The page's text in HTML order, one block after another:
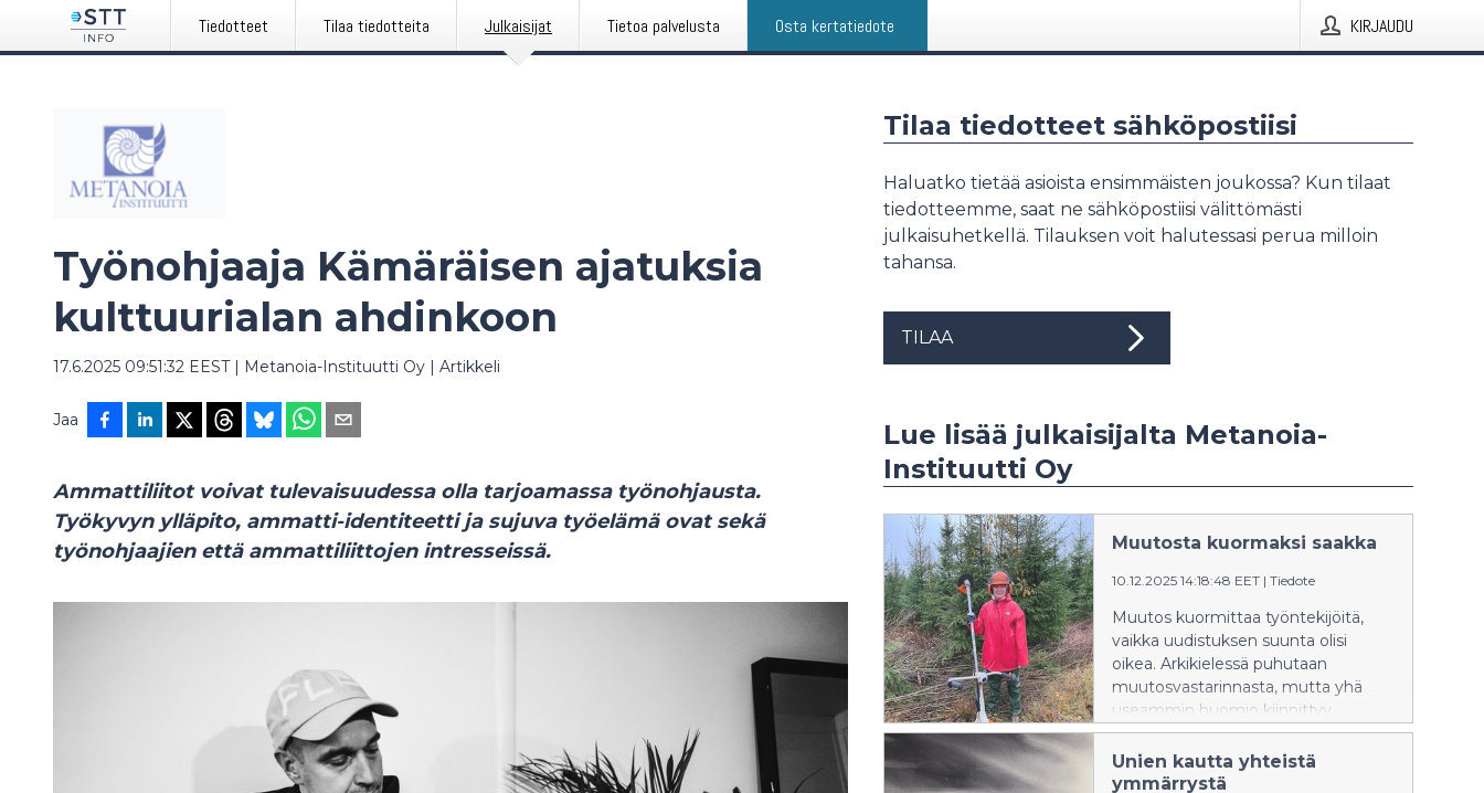
Tiedotteet Tilaa tiedotteita Julkaisijat Tietoa palvelusta Osta kertatiedote KIRJAUDU
Työnohjaaja Kämäräisen ajatuksia
kulttuurialan ahdinkoon
17.6.2025 09:51:32 EEST| Metanoia-Instituutti Oy | Artikkeli
Jaa
Ammattiliitot voivat tulevaisuudessa olla tarjoamassa työnohjausta.
Työkyvyn ylläpito, ammatti-identiteetti ja sujuva työelämä ovat sekä
työnohjaajien että ammattiliittojen intresseissä.
Tilaa tiedotteet sähköpostiisi
Haluatko tietää asioista ensimmäisten joukossa? Kun tilaat
tiedotteemme, saat ne sähköpostiisi välittömästi
julkaisuhetkellä. Tilauksen voit halutessasi perua milloin
tahansa.
TILAA
Lue lisää julkaisijalta Metanoia-
Instituutti Oy
Muutosta kuormaksi saakka
10.12.2025 14:18:48 EET | Tiedote
Muutos kuormittaa työntekijöitä,
vaikka uudistuksen suunta olisi
oikea. Arkikielessä puhutaan
muutosvastarinnasta, mutta yhä
useammin huomio kiinnittyy
muutoskuormaan. Siihen, mitä
työntekijä joutuu käsittelemään
muutoksen keskellä. Käsitteellä ei
Unien kautta yhteistä
ymmärrystä